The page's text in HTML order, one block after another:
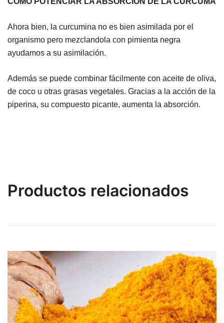
Ahora bien, la curcumina no es bien asimilada por el
organismo pero mezclandola con pimienta negra
ayudamos a su asimilación.
Además se puede combinar fácilmente con aceite de oliva,
de coco u otras grasas vegetales. Gracias a la acción de la
piperina, su compuesto picante, aumenta la absorción.
Productos relacionados